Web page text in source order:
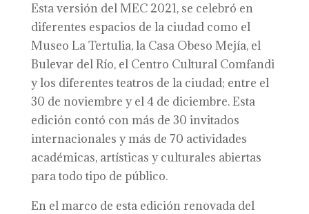
Esta versión del MEC 2021, se celebró en
diferentes espacios de la ciudad como el
Museo La Tertulia, la Casa Obeso Mejía, el
Bulevar del Río, el Centro Cultural Comfandi
y los diferentes teatros de la ciudad; entre el
30 de noviembre y el 4 de diciembre. Esta
edición contó con más de 30 invitados
internacionales y más de 70 actividades
académicas, artísticas y culturales abiertas
para todo tipo de público.
En el marco de esta edición renovada del